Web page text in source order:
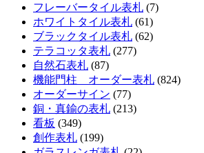
フレーバータイル表札 (7)
ホワイトタイル表札 (61)
ブラックタイル表札 (62)
テラコッタ表札 (277)
自然石表札 (87)
機能門柱 オーダー表札 (824)
オーダーサイン (77)
銅・真鍮の表札 (213)
看板 (349)
創作表札 (199)